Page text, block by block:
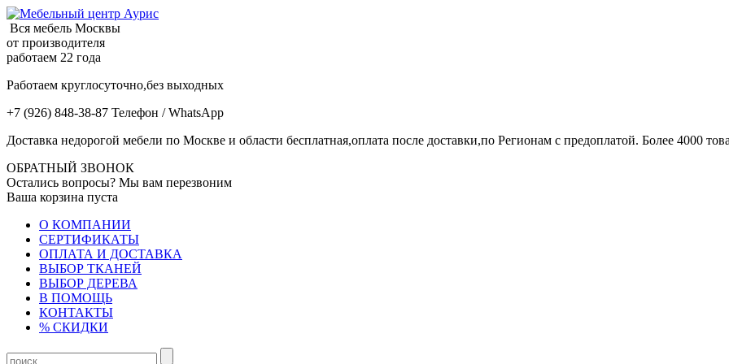
Вся мебель Москвы
от производителя
работаем 22 года
Работаем круглосуточно,без выходных
+7 (926) 848-38-87 Телефон / WhatsApp
Доставка недорогой мебели по Москве и области бесплатная,оплата после доставки,по Регионам с предоплатой. Более 4000
ОБРАТНЫЙ ЗВОНОК
Остались вопросы? Мы вам перезвоним
Ваша корзина пуста
О КОМПАНИИ
СЕРТИФИКАТЫ
ОПЛАТА И ДОСТАВКА
ВЫБОР ТКАНЕЙ
ВЫБОР ДЕРЕВА
В ПОМОЩЬ
КОНТАКТЫ
% СКИДКИ